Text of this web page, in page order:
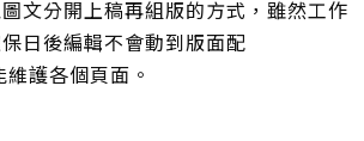
文分開上稿再組版的方式，雖然工作
日後編輯不會動到版面配
護各個頁面。